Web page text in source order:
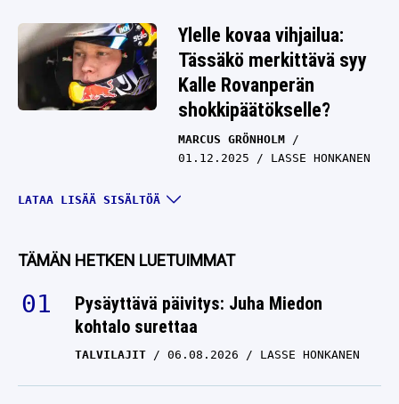
Ylelle kovaa vihjailua:
Tässäkö merkittävä syy
Kalle Rovanperän
shokkipäätökselle?
MARCUS GRÖNHOLM
01.12.2025
LASSE HONKANEN
Virhe kostautui – VM:
käteen lyötiin ”yli sadan
MARCUS GRÖNHOLM
15.11.2025
Marcus Grönholm yllätti
– VM:lle shokkiväite rallin
LATAA LISÄÄ SISÄLTÖÄ
TÄMÄN HETKEN LUETUIMMAT
Pysäyttävä päivitys: Juha Miedon
kohtalo surettaa
TALVILAJIT 06.08.2026 LASSE HONKANEN